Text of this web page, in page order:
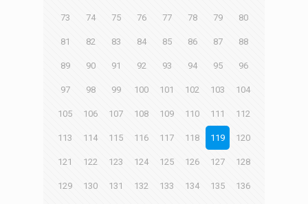
73 74 75 76 77 78 79 80
81 82 83 84 85 86 87 88
89 90 91 92 93 94 95 96
97 98 99 100 101 102 103 104
105 106 107 108 109 110 111 112
113 114 115 116 117 118 119 120
121 122 123 124 125 126 127 128
129 130 131 132 133 134 135 136